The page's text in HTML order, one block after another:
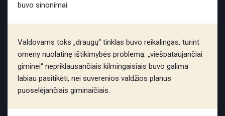
buvo sinonimai.
Valdovams toks „draugų“ tinklas buvo reikalingas, turint
omeny nuolatinę ištikimybės problemą: „viešpataujančiai
giminei“ nepriklausančiais kilmingaisiais buvo galima
labiau pasitikėti, nei suverenios valdžios planus
puoselėjančiais giminaičiais.